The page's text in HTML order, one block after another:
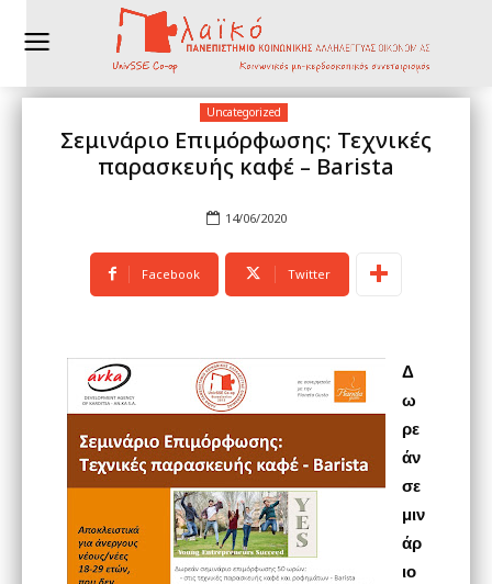
Uncategorized
Σεμινάριο Επιμόρφωσης: Τεχνικές
παρασκευής καφέ – Barista
14/06/2020
Facebook Twitter
Δ
ω
ρε
άν
σε
μιν
άρ
ιο